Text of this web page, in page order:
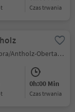
czas trwania
Anterselva di Sopra/Antholz-Obertal, Rasen-Antholz/Rasun Anterselva, Dolomites Region Kronplatz/Plan de Corones
0h:00 Min
czas trwania